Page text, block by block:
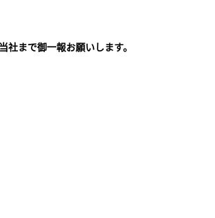
まで御一報お願いします。